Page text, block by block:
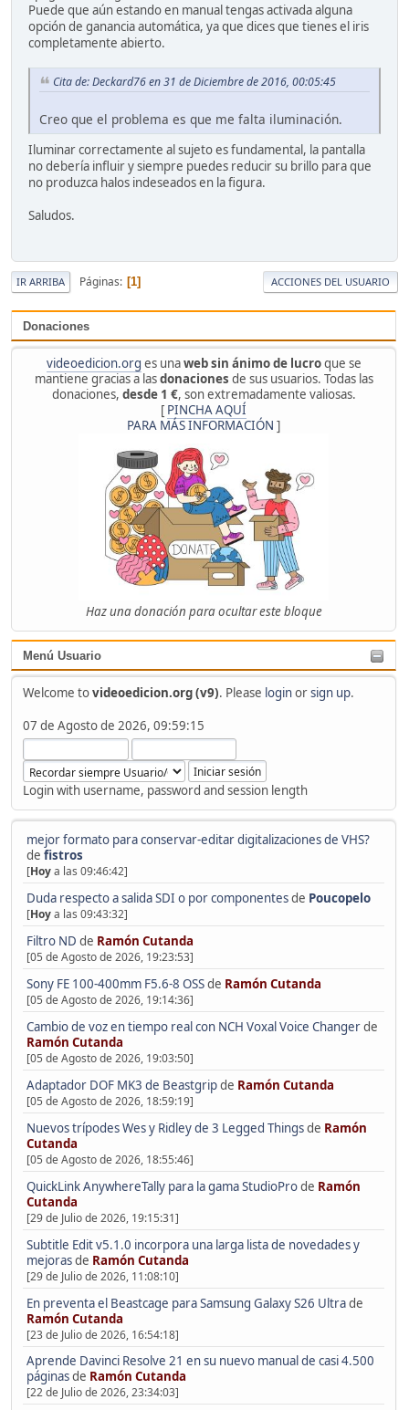
Donaciones
videoedicion.org es unaweb sin ánimo de lucroque se
mantiene gracias a lasdonaciones de sus usuarios. Todas las
donaciones, desde 1 €, son extremadamente valiosas.
[ PINCHA AQUÍ
PARA MÁS INFORMACIÓN ]
Haz una donación para ocultar este bloque
Menú Usuario
Welcome tovideoedicion.org (v9). Please loginorsign up.
07 de Agosto de 2026, 09:59:15
Login with username, password and session length
mejor formato para conservar-editar digitalizaciones de VHS?
de fistros
[Hoya las 09:46:42]
Duda respecto a salida SDI o por componentesde Poucopelo
[Hoya las 09:43:32]
Filtro ND de Ramón Cutanda
[05 de Agosto de 2026, 19:23:53]
Sony FE 100-400mm F5.6-8 OSSde Ramón Cutanda
[05 de Agosto de 2026, 19:14:36]
Cambio de voz en tiempo real con NCH Voxal Voice Changerde
Ramón Cutanda
[05 de Agosto de 2026, 19:03:50]
Adaptador DOF MK3 de Beastgripde Ramón Cutanda
[05 de Agosto de 2026, 18:59:19]
Nuevos trípodes Wes y Ridley de 3 Legged Thingsde Ramón
Cutanda
[05 de Agosto de 2026, 18:55:46]
QuickLink AnywhereTally para la gama StudioProde Ramón
Cutanda
[29 de Julio de 2026, 19:15:31]
Subtitle Edit v5.1.0 incorpora una larga lista de novedades y
mejorasde Ramón Cutanda
[29 de Julio de 2026, 11:08:10]
En preventa el Beastcage para Samsung Galaxy S26 Ultrade
Ramón Cutanda
[23 de Julio de 2026, 16:54:18]
Aprende Davinci Resolve 21 en su nuevo manual de casi 4.500
páginasde Ramón Cutanda
[22 de Julio de 2026, 23:34:03]
Puede que aún estando en manual tengas activada alguna
opción de ganancia automática, ya que dices que tienes el iris
completamente abierto.
Cita de: Deckard76 en 31 de Diciembre de 2016, 00:05:45
Creo que el problema es que me falta iluminación.
Iluminar correctamente al sujeto es fundamental, la pantalla
no debería influir y siempre puedes reducir su brillo para que
no produzca halos indeseados en la figura.
Saludos.
IR ARRIBA Páginas 1 ACCIONES DEL USUARIO